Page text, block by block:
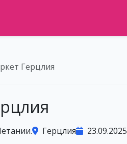
Герцлия
Герцлия 23.09.2025